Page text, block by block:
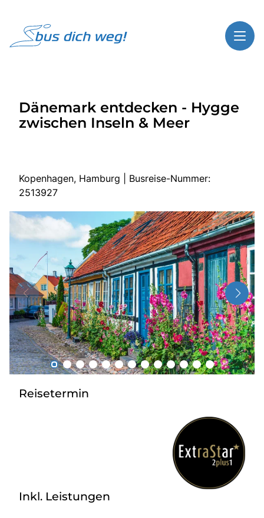
Highlights
Service
Busreisen
Bus mieten
Über Bus dich weg!
Radio
Sie befinden sich in:
Deutschland
Heimatland ändern:
Dänemark entdecken - Hygge
zwischen Inseln & Meer
Kopenhagen, Hamburg | Busreise-Nummer:
2513927
Reisetermin
Inkl. Leistungen